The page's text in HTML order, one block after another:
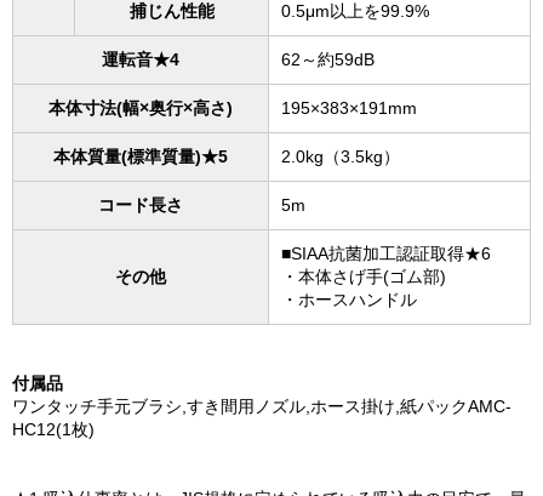
捕じん性能 0.5μm以上を99.9%
運転音★4 62～約59dB
本体寸法(幅×奥行×高さ) 195×383×191mm
本体質量(標準質量)★5 2.0kg（3.5kg）
コード長さ 5m
その他
■SIAA抗菌加工認証取得★6
・本体さげ手(ゴム部)
・ホースハンドル
付属品
ワンタッチ手元ブラシ,すき間用ノズル,ホース掛け,紙パックAMC-
HC12(1枚)